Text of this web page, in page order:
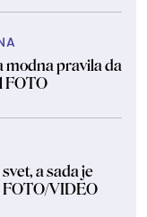
modna pravila da
FOTO
a sada je
FOTO/VIDEO